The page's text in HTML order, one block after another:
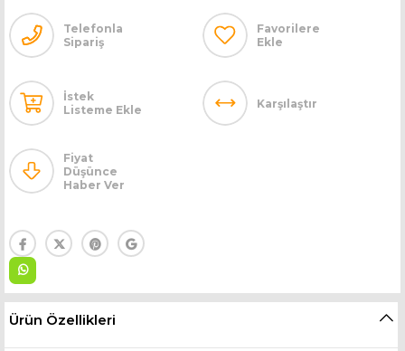
Telefonla
Sipariş
Favorilere
Ekle
İstek
Listeme Ekle
Karşılaştır
Fiyat
Düşünce
Haber Ver
Ürün Özellikleri